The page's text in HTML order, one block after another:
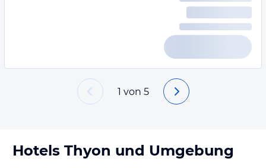
1 von 5
Hotels Thyon und Umgebung